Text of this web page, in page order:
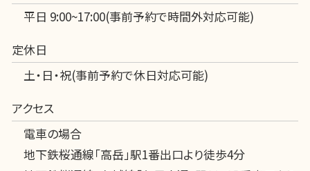
平日 9:00~17:00(事前予約で時間外対応可能)
定休日
土・日・祝(事前予約で休日対応可能)
アクセス
電車の場合
地下鉄桜通線「高岳」駅1番出口より徒歩4分